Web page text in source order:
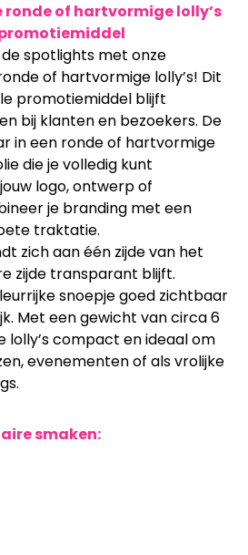
ronde of hartvormige lolly’s
spotlights met onze
of hartvormige lolly’s! Dit
promotiemiddel blijft
bij klanten en bezoekers. De
in een ronde of hartvormige
die je volledig kunt
logo, ontwerp of
je branding met een
traktatie.
zich aan één zijde van het
zijde transparant blijft.
snoepje goed zichtbaar
Met een gewicht van circa 6
lolly’s compact en ideaal om
evenementen of als vrolijke
smaken: